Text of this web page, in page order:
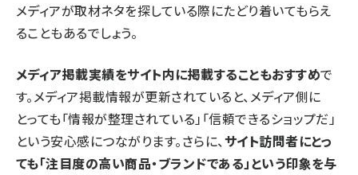
メディアが取材ネタを探している際にたどり着いてもらえ
ることもあるでしょう。
メディア掲載実績をサイト内に掲載することもおすすめで
す。メディア掲載情報が更新されていると、メディア側に
とっても「情報が整理されている」「信頼できるショップだ」
という安心感につながります。さらに、サイト訪問者にとっ
ても「注目度の高い商品・ブランドである」という印象を与